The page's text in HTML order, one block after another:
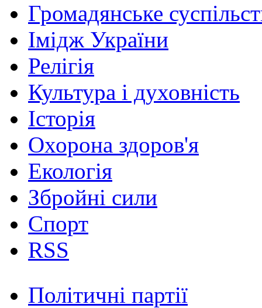
Громадянське
Імідж України
Релігія
Культура і духовність
Історія
Охорона здоров'я
Екологія
Збройні сили
Спорт
RSS
Політичні партії